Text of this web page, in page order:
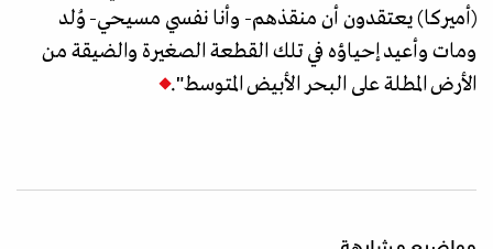
(أميركا) يعتقدون أن منقذهم- وأنا نفسي مسيحي- وُلد
ومات وأعيد إحياؤه في تلك القطعة الصغيرة والضيقة من
الأرض المطلة على البحر الأبيض المتوسط".